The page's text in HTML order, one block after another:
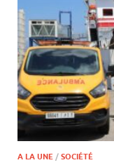
A LA UNE / SOCIÉTÉ